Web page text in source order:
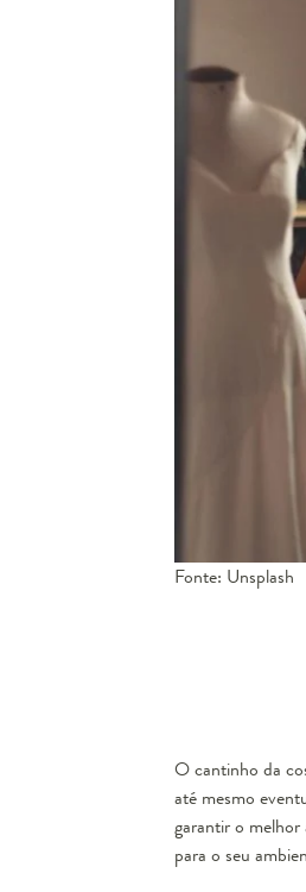
Fonte: Unsplash
O cantinho da
até mesmo
garantir o
para o seu